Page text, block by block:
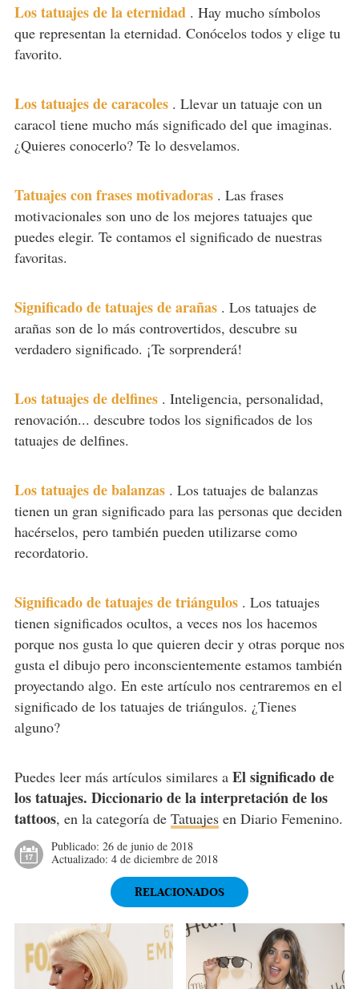
Los tatuajes de la eternidad . Hay mucho símbolos
que representan la eternidad. Conócelos todos y elige tu
favorito.
Los tatuajes de caracoles . Llevar un tatuaje con un
caracol tiene mucho más significado del que imaginas.
¿Quieres conocerlo? Te lo desvelamos.
Tatuajes con frases motivadoras . Las frases
motivacionales son uno de los mejores tatuajes que
puedes elegir. Te contamos el significado de nuestras
favoritas.
Significado de tatuajes de arañas . Los tatuajes de
arañas son de lo más controvertidos, descubre su
verdadero significado. ¡Te sorprenderá!
Los tatuajes de delfines . Inteligencia, personalidad,
renovación... descubre todos los significados de los
tatuajes de delfines.
Los tatuajes de balanzas . Los tatuajes de balanzas
tienen un gran significado para las personas que deciden
hacérselos, pero también pueden utilizarse como
recordatorio.
Significado de tatuajes de triángulos . Los tatuajes
tienen significados ocultos, a veces nos los hacemos
porque nos gusta lo que quieren decir y otras porque nos
gusta el dibujo pero inconscientemente estamos también
proyectando algo. En este artículo nos centraremos en el
significado de los tatuajes de triángulos. ¿Tienes
alguno?
Puedes leer más artículos similares a El significado de
los tatuajes. Diccionario de la interpretación de los
tattoos, en la categoría de Tatuajesen Diario Femenino.
Publicado: 26 de junio de 2018
Actualizado: 4 de diciembre de 2018
RELACIONADOS